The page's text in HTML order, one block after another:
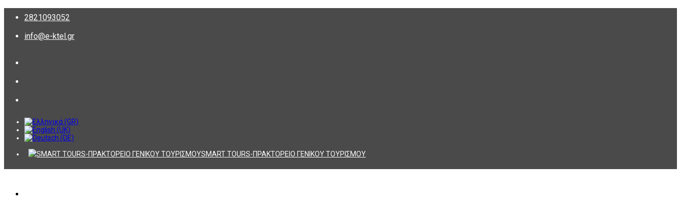
2821093052
info@e-ktel.gr
SMART TOURS-ΠΡΑΚΤΟΡΕΙΟ ΓΕΝΙΚΟΥ ΤΟΥΡΙΣΜΟΥ